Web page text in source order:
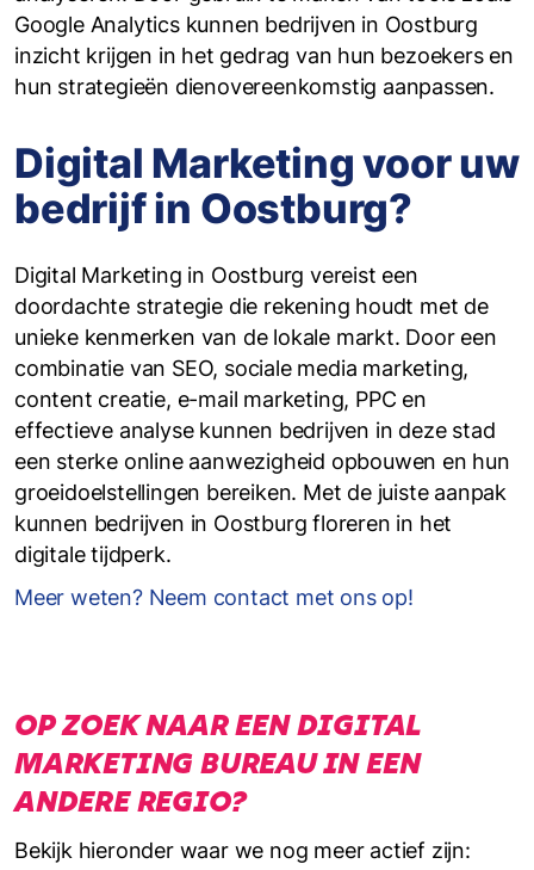
Google Analytics kunnen bedrijven in Oostburg
inzicht krijgen in het gedrag van hun bezoekers en
hun strategieën dienovereenkomstig aanpassen.
Digital Marketing voor uw
bedrijf in Oostburg?
Digital Marketing in Oostburg vereist een
doordachte strategie die rekening houdt met de
unieke kenmerken van de lokale markt. Door een
combinatie van SEO, sociale media marketing,
content creatie, e-mail marketing, PPC en
effectieve analyse kunnen bedrijven in deze stad
een sterke online aanwezigheid opbouwen en hun
groeidoelstellingen bereiken. Met de juiste aanpak
kunnen bedrijven in Oostburg floreren in het
digitale tijdperk.
Meer weten? Neem contact met ons op!
OP ZOEK NAAR EEN DIGITAL
MARKETING BUREAU IN EEN
ANDERE REGIO?
Bekijk hieronder waar we nog meer actief zijn: